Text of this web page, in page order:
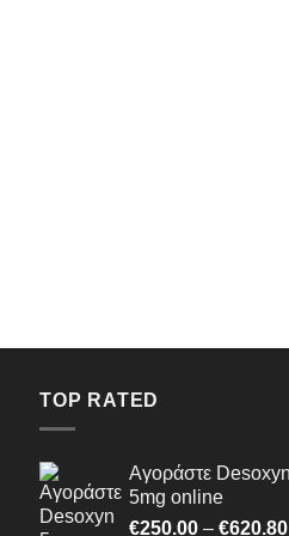
TOP RATED
Αγοράστε Desoxyn
5mg online
€250.00 – €620.80